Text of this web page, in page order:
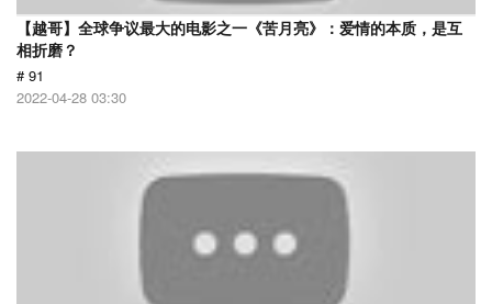
【越哥】全球争议最大的电影之一《苦月亮》：爱情的本质，是互
相折磨？
# 91
2022-04-28 03:30